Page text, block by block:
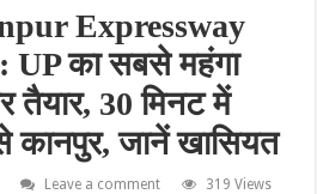
Expressway
का सबसे महंगा
30 मिनट में
जानें खासियत
Leave a comment 319 Views